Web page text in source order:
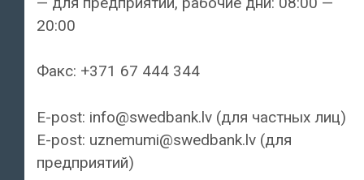
20:00
Факс: +371 67 444 344
E-post: info@swedbank.lv (для частных лиц)
E-post: uznemumi@swedbank.lv (для
предприятий)